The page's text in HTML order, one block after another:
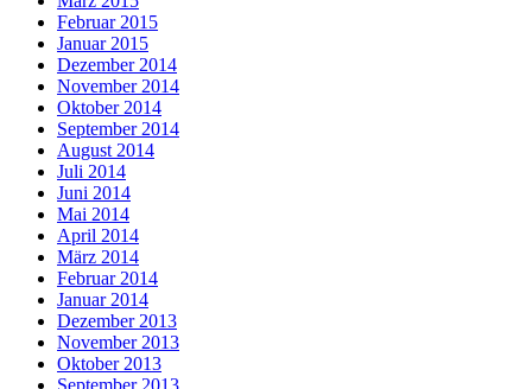
Februar 2015
Januar 2015
Dezember 2014
November 2014
Oktober 2014
September 2014
August 2014
Juli 2014
Juni 2014
Mai 2014
April 2014
März 2014
Februar 2014
Januar 2014
Dezember 2013
November 2013
Oktober 2013